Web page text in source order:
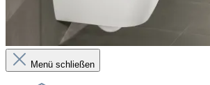
Menü schließen